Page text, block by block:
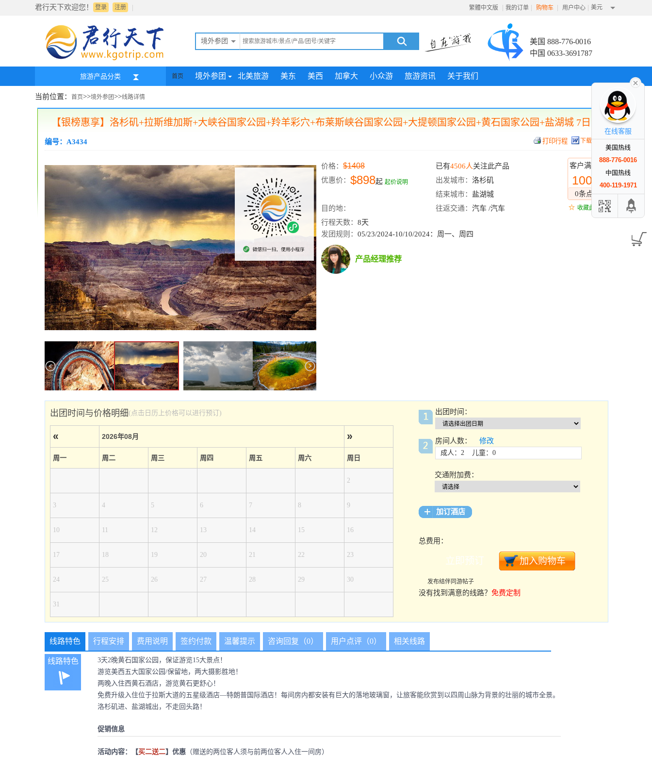
君行天下欢迎您！ 登录 |
注册 繁體中文版 | 我的订单 | 购物车 | 用户中心 | 美元
境外参团
美国 888-776-0016
中国 0633-3691787
旅游产品分类 首页 境外参团 北美旅游 美东 美西 加拿大 小众游 旅游资讯 关于我们
当前位置： 首页>>境外参团>>线路详情
【银榜惠享】洛杉矶+拉斯维加斯+大峡谷国家公园+羚羊彩穴+布莱斯峡谷国家公园+大提顿国家公园+黄石国家公园+盐湖城 7日游
编号：A3434 下载行程
客户满意度
100%
0条点评
收藏此线路
价格： $1408 已有4506人关注此产品
优惠价： $898起 起价说明 出发城市： 洛杉矶
结束城市： 盐湖城
目的地：
往返交通： 汽车 /汽车
行程天数： 8天
发团规则： 05/23/2024-10/10/2024：周一、周四
产品经理推荐
出团时间与价格明细(点击日历上价格可以进行预订)
« 2026年08月 »
周一 周二 周三 周四 周五 周六 周日
2
3 4 5 6 7 8 9
10 11 12 13 14 15 16
17 18 19 20 21 22 23
24 25 26 27 28 29 30
31
出团时间：
房间人数： 修改
成人：2 儿童：0
交通附加费：
加订酒店
总费用：
发布结伴同游帖子
没有找到满意的线路？ 免费定制
线路特色 行程安排 费用说明 签约付款 温馨提示 咨询回复（0） 用户点评（0） 相关线路
线路特色
3天2晚黄石国家公园，保证游览15大景点！
游览美西五大国家公园/保留地，两大摄影胜地！
两晚入住西黄石酒店，游览黄石更舒心！
免费升级入住位于拉斯大道的五星级酒店—特朗普国际酒店！每间房内都安装有巨大的落地玻璃窗，让旅客能欣赏到以四周山脉为背景的壮丽的城市全景。
洛杉矶进、盐湖城出，不走回头路！
促销信息
活动内容：【买二送二】优惠 （赠送的两位客人须与前两位客人入住一间房）
在线客服
美国热线
888-776-0016
中国热线
400-119-1971